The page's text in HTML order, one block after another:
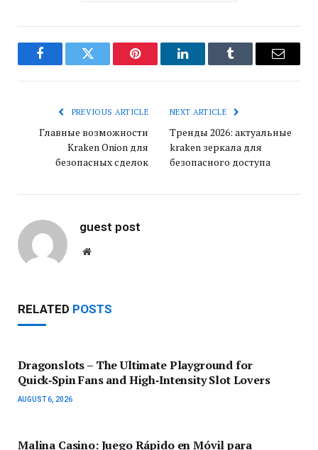
FacebookTwitter Pinterest LinkedInTumblr Email
PREVIOUS ARTICLE
Главные возможности
Kraken Onion для
безопасных сделок
NEXT ARTICLE
Тренды 2026: актуальные
kraken зеркала для
безопасного доступа
guest post
Website
RELATED POSTS
Dragonslots – The Ultimate Playground for
Quick‑Spin Fans and High‑Intensity Slot Lovers
AUGUST 6, 2026
Malina Casino: Juego Rápido en Móvil para